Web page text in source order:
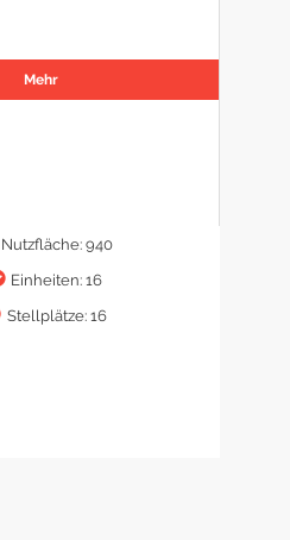
Mehr
Nutzfläche: 940
Einheiten: 16
Stellplätze: 16